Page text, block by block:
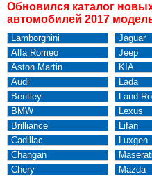
Обновился каталог
автомобилей 2017
Lamborghini
Alfa Romeo
Aston Martin
Audi
Bentley
BMW
Brilliance
Cadillac
Changan
Chery
Jaguar
Jeep
KIA
Lada
Land
Lexus
Lifan
Luxgen
Maserati
Mazda